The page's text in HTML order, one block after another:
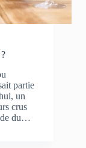
partie
un
crus
du…